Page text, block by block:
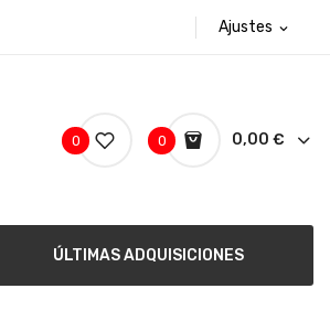
Ajustes expand_more
0 0,00 €
0
ÚLTIMAS ADQUISICIONES